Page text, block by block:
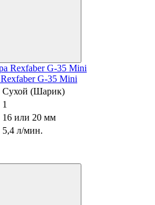
G-35 Mini
Сухой (Шарик)
1
16 или 20 мм
5,4 л/мин.